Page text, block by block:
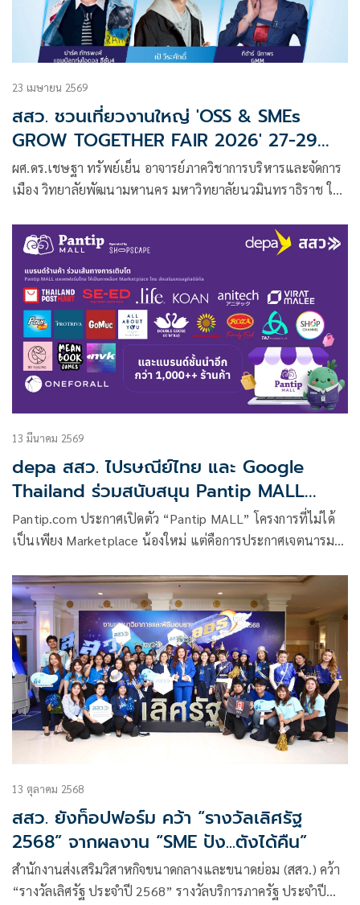
23 เมษายน 2569
สสว. ชวนเที่ยวงานใหญ่ 'OSS & SMEs
GROW TOGETHER FAIR 2026' 27-29
เม.ย.2569 ณ ศูนย์ราชการเฉลิมพระเกียรติฯ
อาคารบี ถนนแจ้งวัฒนะ รวมสุดยอดเอสเอ็
ที่เดียว พร้อมกิจกรรมส่งเสริมธุรกิจครบวงจร
ผศ.ดร.เชษฐา ทรัพย์เย็น อาจารย์ภาควิชาการบริหารและจัดการ
เมือง วิทยาลัยพัฒนามหานคร มหาวิทยาลัยนวมินทราธิราช ให้
จากเชิงลบ สู่มั่นคง
13 มีนาคม 2569
depa สสว. ไปรษณีย์ไทย และ Google
Thailand ร่วมสนับสนุน Pantip MALL
แพลตฟอร์มไทย ให้เป็นทางเลือก
Marketplace ไทย ส่งเสริมเศรษฐกิจดิจิทัล
Pantip.com ประกาศเปิดตัว “Pantip MALL” โครงการที่ไม่ได้
เป็นเพียง Marketplace น้องใหม่ แต่คือการประกาศเจตนารมณ์
คนไทย
13 ตุลาคม 2568
สสว. ยังท็อปฟอร์ม คว้า “รางวัลเลิศรัฐ
2568” จากผลงาน “SME ปัง...ตังได้คืน”
สำนักงานส่งเสริมวิสาหกิจขนาดกลางและขนาดย่อม (สสว.) คว้า
“รางวัลเลิศรัฐ ประจำปี 2568” รางวัลบริการภาครัฐ ประจำปี